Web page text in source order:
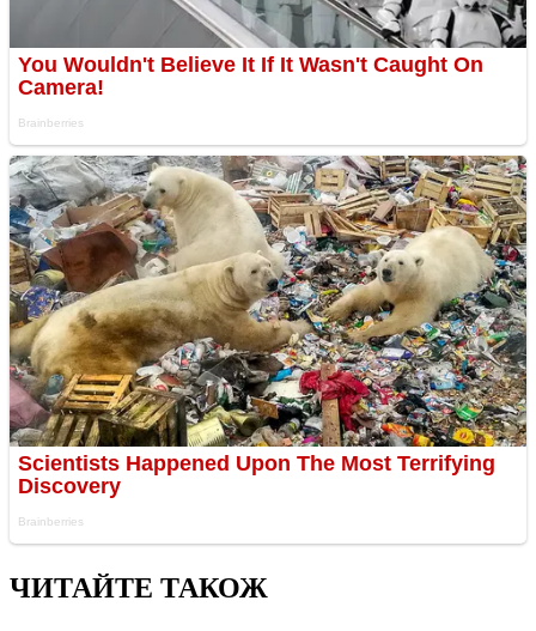
ЧИТАЙТЕ ТАКОЖ